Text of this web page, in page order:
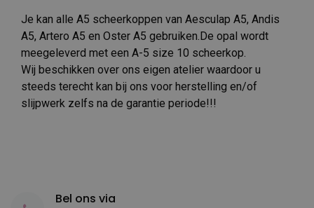
Je kan alle A5 scheerkoppen van Aesculap A5, Andis
A5, Artero A5 en Oster A5 gebruiken.De opal wordt
meegeleverd met een A-5 size 10 scheerkop.
Wij beschikken over ons eigen atelier waardoor u
steeds terecht kan bij ons voor herstelling en/of
slijpwerk zelfs na de garantie periode!!!
Bel ons via